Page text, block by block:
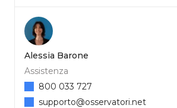
Alessia Barone
Assistenza
800 033 727
supporto@osservatori.net